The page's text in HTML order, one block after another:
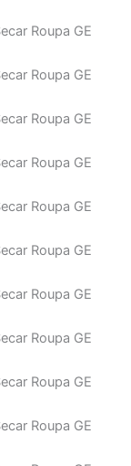
Roupa GE
Roupa GE
Roupa GE
Roupa GE
Roupa GE
Roupa GE
Roupa GE
Roupa GE
Roupa GE
Roupa GE